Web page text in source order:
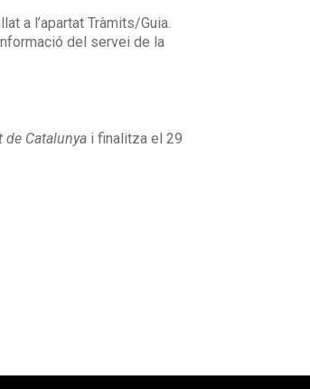
a l’apartat Tràmits/Guia.
del servei de la
de Catalunya i finalitza el 29